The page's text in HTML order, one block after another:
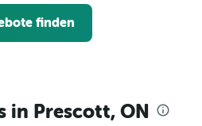
finden
in Prescott, ON